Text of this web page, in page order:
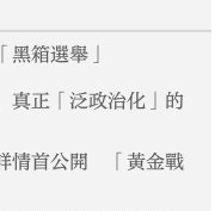
箱選舉」
正「泛政治化」的
情首公開 「黃金戰